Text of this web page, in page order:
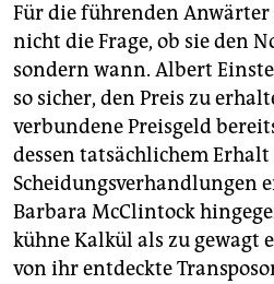
Für die führenden
nicht die Frage, ob sie den
sondern wann. Albert
so sicher, den Preis zu
verbundene Preisgeld
dessen tatsächlichem
Scheidungsverhandlungen
Barbara McClintock
kühne Kalkül als zu gewagt
von ihr entdeckte